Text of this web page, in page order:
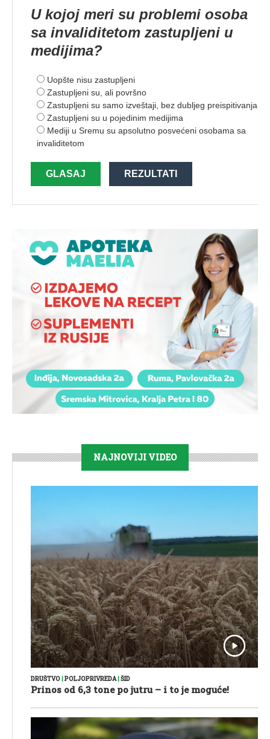
U kojoj meri su problemi osoba
sa invaliditetom zastupljeni u
medijima?
Uopšte nisu zastupljeni
Zastupljeni su, ali površno
Zastupljeni su samo izveštaji, bez dubljeg preispitivanja
Zastupljeni su u pojedinim medijima
Mediji u Sremu su apsolutno posvećeni osobama sa
invaliditetom
GLASAJ REZULTATI
NAJNOVIJI VIDEO
DRUŠTVO POLJOPRIVREDA| ŠID
Prinos od 6,3 tone po jutru – i to je moguće!